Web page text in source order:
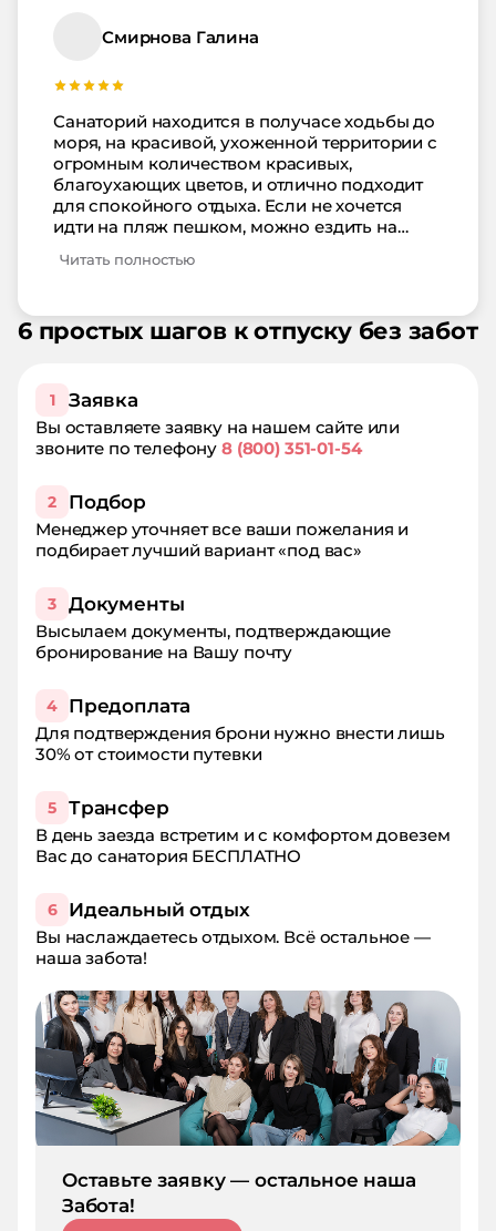
день ездит свой транспорт. На территории 2
бассейна с чистейшей водой, потому что их
красивая, очень ухоженная. Отдых очень
понравился, хотя отсутствие в номерах
балконов ставило небольшой неприятный
осадок. Буду рекоммендовать санаторий
всем родственникам и знакомым и сама
обязательно приеду сюда снова.
Смирнова Галина
Санаторий находится в получасе ходьбы до
моря, на красивой, ухоженной территории с
огромным количеством красивых,
благоухающих цветов, и отлично подходит
для спокойного отдыха. Если не хочется
идти на пляж пешком, можно ездить на
ходит несколько раз в день. Питание очень
душой!!! Работникам кухни отдельное
огромное спасибо! На территории чистый
отдыха просто в восторге, поэтому
однозначно рекомендую санаторий Ширак
для оздоровления и отдыха!
Читать полностью
6 простых шагов к отпуску без забот
1 Заявка
Вы оставляете заявку на нашем сайте или
звоните по телефону8 (800) 351-01-54
2 Подбор
Менеджер уточняет все ваши пожелания и
подбирает лучший вариант «под вас»
3 Документы
Высылаем документы, подтверждающие
бронирование на Вашу почту
4 Предоплата
Для подтверждения брони нужно внести лишь
30% от стоимости путевки
5 Трансфер
В день заезда встретим и с комфортом довезем
Вас до санатория БЕСПЛАТНО
6 Идеальный отдых
Вы наслаждаетесь отдыхом. Всё остальное —
наша забота!
Оставьте заявку — остальное наша
Забота!